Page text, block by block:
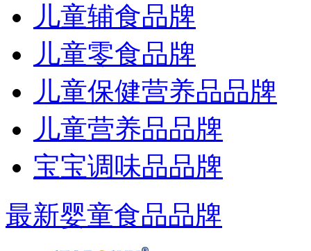
儿童辅食品牌
儿童零食品牌
儿童保健营养品品牌
儿童营养品品牌
宝宝调味品品牌
最新婴童食品品牌